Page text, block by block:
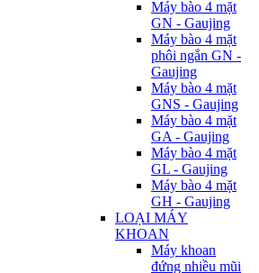
Máy bào 4 mặt
GN - Gaujing
Máy bào 4 mặt
phôi ngắn GN -
Gaujing
Máy bào 4 mặt
GNS - Gaujing
Máy bào 4 mặt
GA - Gaujing
Máy bào 4 mặt
GL - Gaujing
Máy bào 4 mặt
GH - Gaujing
LOẠI MÁY
KHOAN
Máy khoan
đứng nhiều mũi